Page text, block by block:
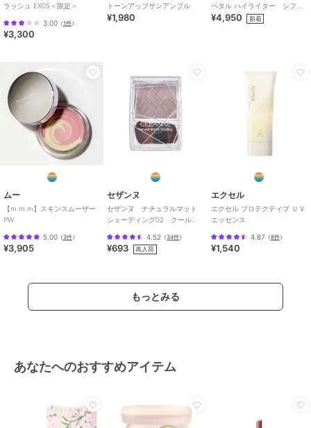
ラッシュ EX05＜限定＞
3.00 （1件）
¥3,300
トーンアップサンアンプル
¥1,980
ペタル ハイライター シフォ
ンコサージュ＜限定＞
¥4,950 新着
ムー
【m.m.m】スキンスムーザー
PW
5.00 （3件）
¥3,905
セザンヌ
セザンヌ ナチュラルマット
シェーディング02 クールト
4.52 （34件）
¥693 再入荷
エクセル
エクセル プロテクティブ ＵＶ
エッセンス
4.87 （8件）
¥1,540
もっとみる
あなたへのおすすめアイテム